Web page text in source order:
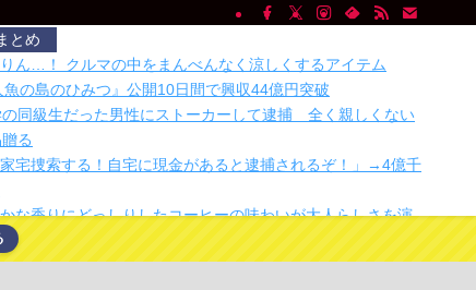
とめ
ん…！ クルマの中をまんべんなく涼しくするアイテム
魚の島のひみつ』公開10日間で興収44億円突破
同級生だった男性にストーカーして逮捕 全く親しくない
る
宅捜索する！自宅に現金があると逮捕されるぞ！」→4億千
な香りにどっしりしたコーヒーの味わいが大人らしさを演
クス COF…
火山もないのにホカホカのお湯が出る